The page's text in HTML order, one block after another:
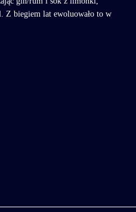
Z biegiem lat ewoluowało to w